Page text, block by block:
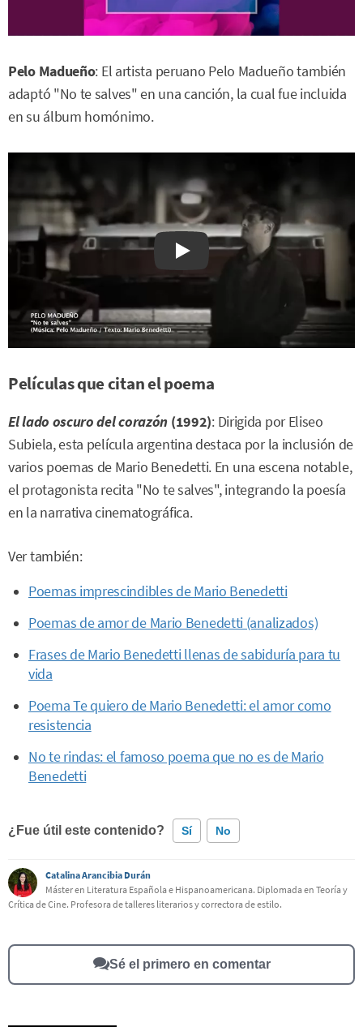
Pelo Madueño: El artista peruano Pelo Madueño también
adaptó "No te salves" en una canción, la cual fue incluida
en su álbum homónimo.
Watch on YouTube
Películas que citan el poema
El lado oscuro del corazón (1992): Dirigida por Eliseo
Subiela, esta película argentina destaca por la inclusión de
varios poemas de Mario Benedetti. En una escena notable,
el protagonista recita "No te salves", integrando la poesía
en la narrativa cinematográfica.
Ver también:
Poemas imprescindibles de Mario Benedetti
Poemas de amor de Mario Benedetti (analizados)
Frases de Mario Benedetti llenas de sabiduría para tu
vida
Poema Te quiero de Mario Benedetti: el amor como
resistencia
No te rindas: el famoso poema que no es de Mario
Benedetti
¿Fue útil este contenido? Sí No
Este contenido contiene información incorrecta
Este contenido no tiene la información que busco
Otro
Catalina Arancibia Durán
Máster en Literatura Española e Hispanoamericana. Diplomada en Teoría y
Crítica de Cine. Profesora de talleres literarios y correctora de estilo.
Sé el primero en comentar